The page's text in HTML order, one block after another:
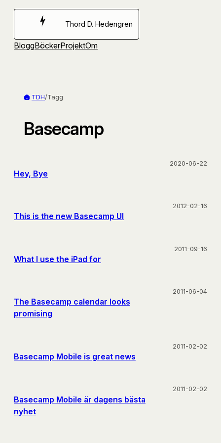
Hoppa
Thord D. Hedengren
BloggBöckerProjektOm
TDH/Tagg
Basecamp
Hey, Bye
2020-06-22
This is the new Basecamp UI
2012-02-16
What I use the iPad for
2011-09-16
The Basecamp calendar looks
promising
2011-06-04
Basecamp Mobile is great news
2011-02-02
Basecamp Mobile är dagens bästa
nyhet
2011-02-02